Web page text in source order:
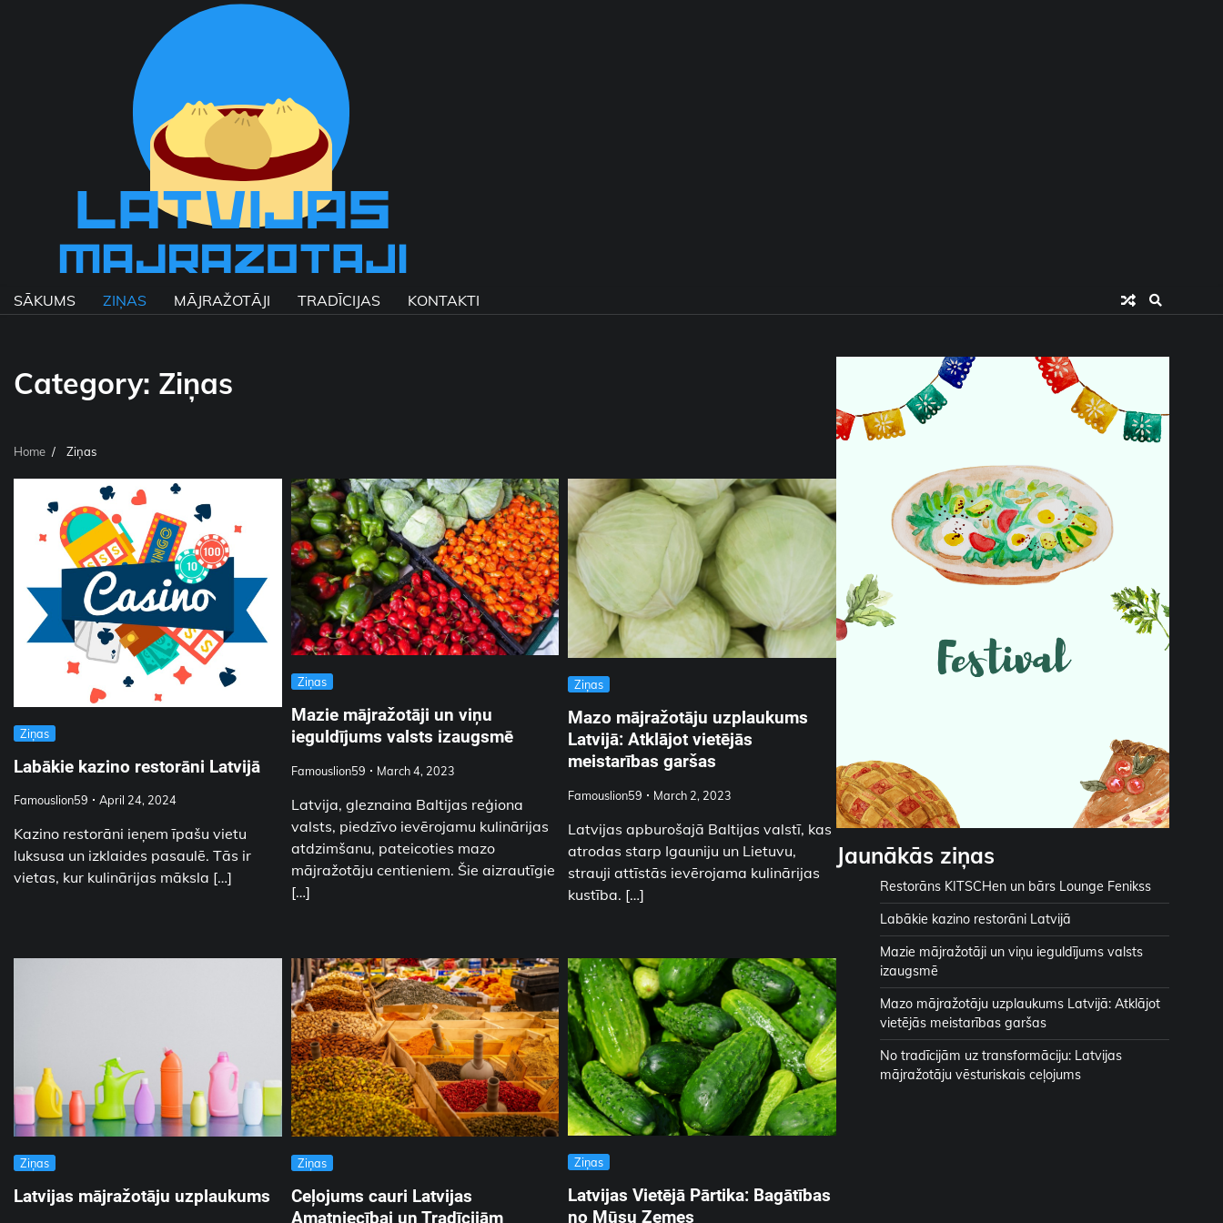
SĀKUMS ZIŅAS MĀJRAŽOTĀJI TRADĪCIJAS KONTAKTI
Category: Ziņas
Home Ziņas
Ziņas
Labākie kazino restorāni Latvijā
Famouslion59 April 24, 2024
Kazino restorāni ieņem īpašu vietu
luksusa un izklaides pasaulē. Tās ir
vietas, kur kulinārijas māksla […]
Ziņas
Mazie mājražotāji un viņu
ieguldījums valsts izaugsmē
Famouslion59 March 4, 2023
Latvija, gleznaina Baltijas reģiona
valsts, piedzīvo ievērojamu kulinārijas
atdzimšanu, pateicoties mazo
mājražotāju centieniem. Šie aizrautīgie
[…]
Ziņas
Mazo mājražotāju uzplaukums
Latvijā: Atklājot vietējās
meistarības garšas
Famouslion59 March 2, 2023
Latvijas apburošajā Baltijas valstī, kas
atrodas starp Igauniju un Lietuvu,
strauji attīstās ievērojama kulinārijas
kustība. […]
Ziņas
Latvijas mājražotāju uzplaukums
Ziņas
Ceļojums cauri Latvijas
Amatniecībai un Tradīcijām
Ziņas
Latvijas Vietējā Pārtika: Bagātības
no Mūsu Zemes
Jaunākās ziņas
Restorāns KITSCHen un bārs Lounge Fenikss
Labākie kazino restorāni Latvijā
Mazie mājražotāji un viņu ieguldījums valsts
izaugsmē
Mazo mājražotāju uzplaukums Latvijā: Atklājot
vietējās meistarības garšas
No tradīcijām uz transformāciju: Latvijas
mājražotāju vēsturiskais ceļojums